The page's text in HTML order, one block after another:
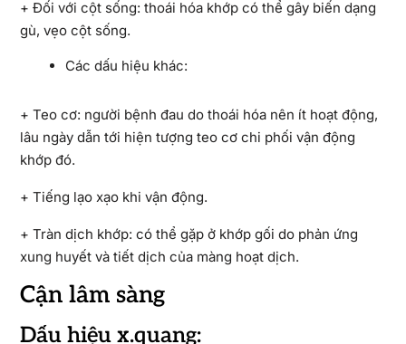
+ Đối với cột sống: thoái hóa khớp có thể gây biến dạng
gù, vẹo cột sống.
Các dấu hiệu khác:
+ Teo cơ: người bệnh đau do thoái hóa nên ít hoạt động,
lâu ngày dẫn tới hiện tượng teo cơ chi phối vận động
khớp đó.
+ Tiếng lạo xạo khi vận động.
+ Tràn dịch khớp: có thể gặp ở khớp gối do phản ứng
xung huyết và tiết dịch của màng hoạt dịch.
Cận lâm sàng
Dấu hiệu x.quang: